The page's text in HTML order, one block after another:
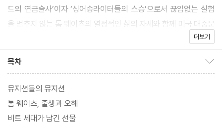
드의 연금술사’이자 ‘싱어송라이터들의 스승’으로서 끊임없는 실험
을 멈추지 않는 톰 웨이츠의 열정적인 삶의 자세와 함께 미국 대중문
더보기
목차
뮤지션들의 뮤지션
톰 웨이츠, 출생과 오해
비트 세대가 남긴 선물